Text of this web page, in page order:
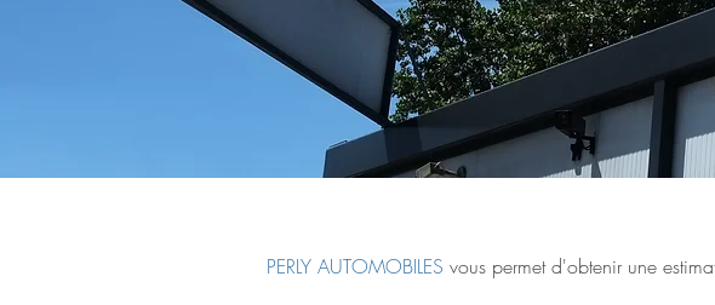
PERLY AUTOMOBILES vous permet d'obtenir une